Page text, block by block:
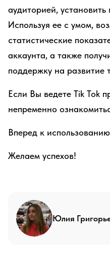
аудиторией, установить
Используя ее с умом,
статистические
аккаунта, а также
поддержку на развитие
Если Вы ведете Tik Tok
непременно
Вперед к
Желаем успехов!
Юлия